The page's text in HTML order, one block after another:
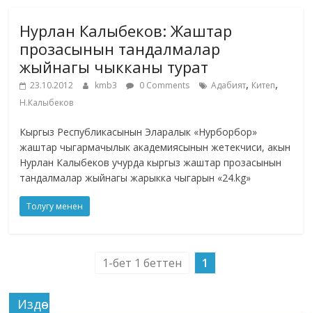
Нурлан Калыбеков: Жаштар
прозасынын тандалмалар
жыйнагы чыкканы турат
23.10.2012 kmb3 0 Comments Адабият, Китеп,
Н.Калыбеков
Кыргыз Республикасынын Эларалык «Нурборбор»
жаштар чыгармачылык академиясынын жетекчиси, акын
Нурлан Калыбеков учурда кыргыз жаштар прозасынын
тандалмалар жыйнагы жарыкка чыгарын «24.kg»
Толугу менен
1-бет 1 беттен 1
Издөө